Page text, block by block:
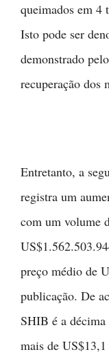
queimados em 4
Isto pode ser
demonstrado
recuperação dos
Entretanto, a
registra um
com um volume
preço médio de
publicação. De
SHIB é a
mais de